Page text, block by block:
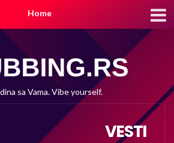
Home
sa Vama. Vibe yourself.
VESTI